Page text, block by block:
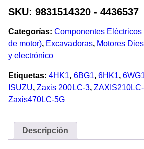
SKU: 9831514320 - 4436537
Categorías: Componentes
de motor), Excavadoras, Motores
y electrónico
Etiquetas: 4HK1, 6BG1, 6HK1,
ISUZU, Zaxis 200LC-3,
Zaxis470LC-5G
Descripción